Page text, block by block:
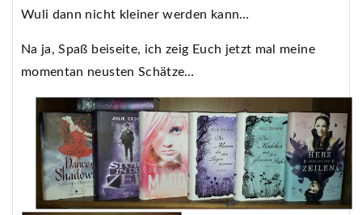
Wuli dann nicht kleiner werden kann…
Na ja, Spaß beiseite, ich zeig Euch jetzt mal meine
momentan neusten Schätze…